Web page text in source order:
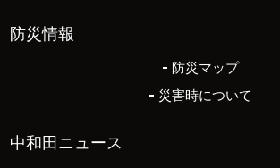
防災情報
防災マップ
災害時について
中和田ニュース